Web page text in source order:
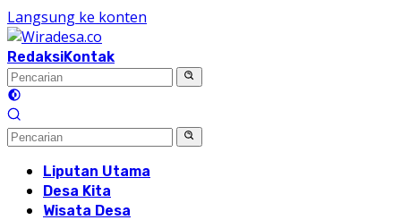
Langsung ke konten
RedaksiKontak
Liputan Utama
Desa Kita
Wisata Desa